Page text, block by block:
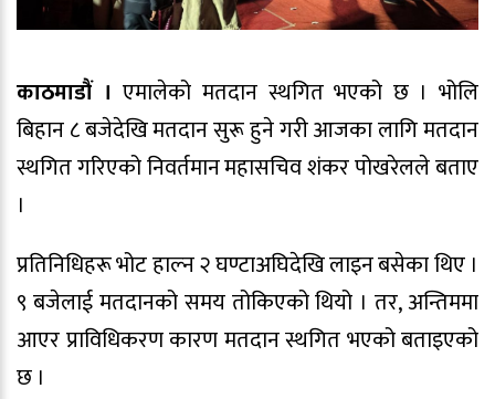
काठमाडौं । एमालेको मतदान स्थगित भएको छ । भोलि
बिहान ८ बजेदेखि मतदान सुरू हुने गरी आजका लागि मतदान
स्थगित गरिएको निवर्तमान महासचिव शंकर पोखरेलले बताए
।
प्रतिनिधिहरू भोट हाल्न २ घण्टाअघिदेखि लाइन बसेका थिए ।
९ बजेलाई मतदानको समय तोकिएको थियो । तर, अन्तिममा
आएर प्राविधिकरण कारण मतदान स्थगित भएको बताइएको
छ ।